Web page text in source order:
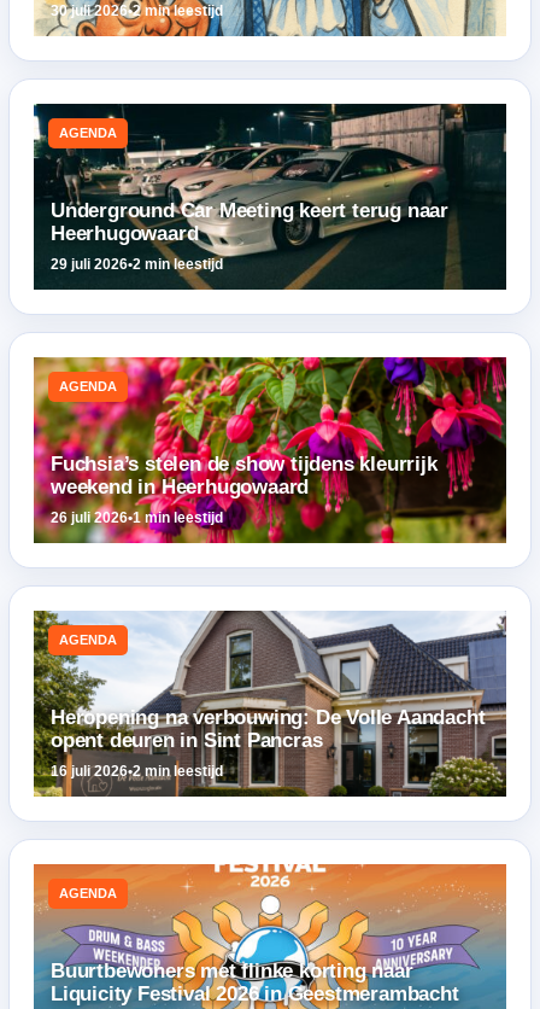
30 juli 2026•2 min leestijd
AGENDA
Underground Car Meeting keert terug naar
Heerhugowaard
29 juli 2026•2 min leestijd
AGENDA
Fuchsia’s stelen de show tijdens kleurrijk
weekend in Heerhugowaard
26 juli 2026•1 min leestijd
AGENDA
Heropening na verbouwing: De Volle Aandacht
opent deuren in Sint Pancras
16 juli 2026•2 min leestijd
AGENDA
Buurtbewoners met flinke korting naar
Liquicity Festival 2026 in Geestmerambacht